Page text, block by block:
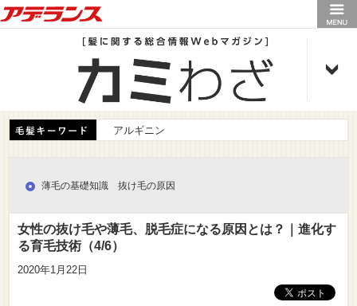
アデランス
アルギニン
薄毛の基礎知識 抜け毛の原因
女性の抜け毛や薄毛、脱毛症になる原因とは？｜進化す
る育毛技術（4/6）
2020年1月22日